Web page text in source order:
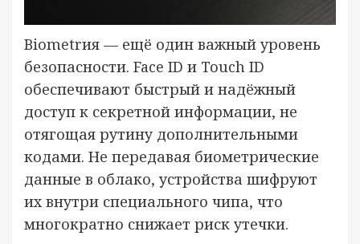
Biometrия — ещё один важный уровень
безопасности. Face ID и Touch ID
обеспечивают быстрый и надёжный
доступ к секретной информации, не
отягощая рутину дополнительными
кодами. Не передавая биометрические
данные в облако, устройства шифруют
их внутри специального чипа, что
многократно снижает риск утечки.